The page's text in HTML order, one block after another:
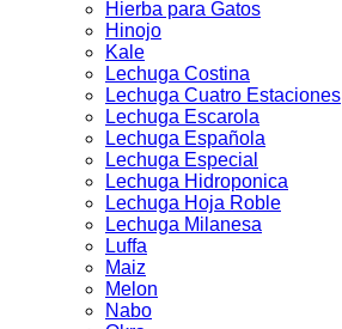
Hierba para Gatos
Hinojo
Kale
Lechuga Costina
Lechuga Cuatro Estaciones
Lechuga Escarola
Lechuga Española
Lechuga Especial
Lechuga Hidroponica
Lechuga Hoja Roble
Lechuga Milanesa
Luffa
Maiz
Melon
Nabo